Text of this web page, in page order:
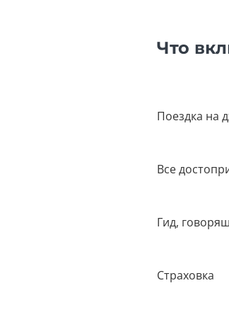
Что
Поездка на
Все
Гид,
Страховка